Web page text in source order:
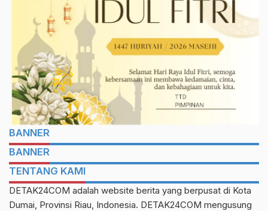
BANNER
BANNER
TENTANG KAMI
DETAK24COM adalah website berita yang berpusat di Kota
Dumai, Provinsi Riau, Indonesia. DETAK24COM mengusung